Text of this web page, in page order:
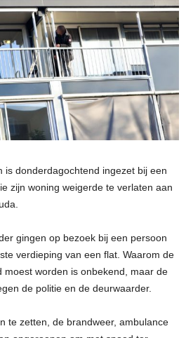
is donderdagochtend ingezet bij een
zijn woning weigerde te verlaten aan
gingen op bezoek bij een persoon
verdieping van een flat. Waarom de
moest worden is onbekend, maar de
de politie en de deurwaarder.
te zetten, de brandweer, ambulance